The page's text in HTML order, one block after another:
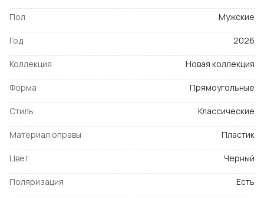
Пол Мужские
Год 2026
Коллекция Новая коллекция
Форма Прямоугольные
Стиль Классические
Материал оправы Пластик
Цвет Черный
Поляризация Есть